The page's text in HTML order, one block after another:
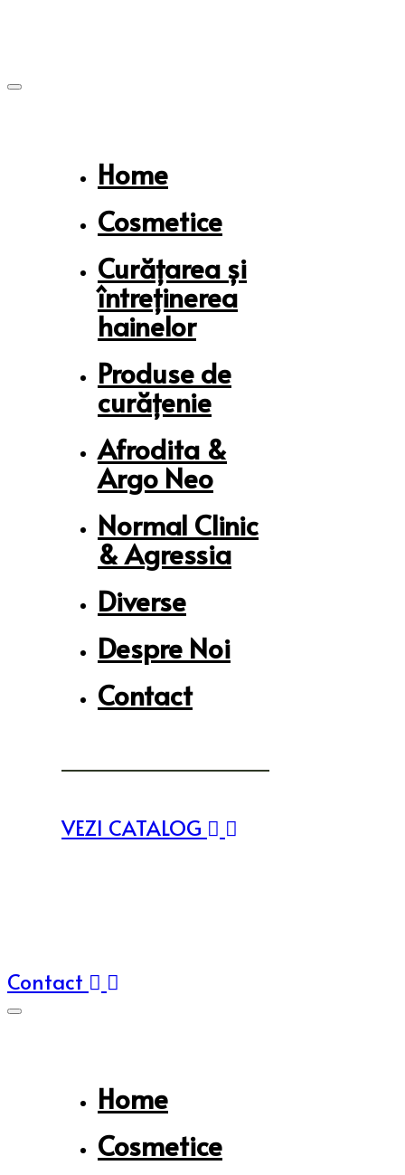
navigation
Home
Cosmetice
Curățarea și
întreținerea
hainelor
Produse de
curățenie
Afrodita &
Argo Neo
Normal Clinic
& Agressia
Diverse
Despre Noi
Contact
VEZI CATALOG
Contact
Home
Cosmetice